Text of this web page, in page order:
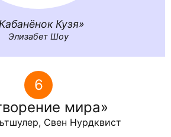
Кабанёнок Кузя
Элизабет Шоу
6
мира
Свен Нурдквист